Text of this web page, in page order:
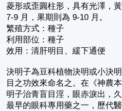
菱形或歪圓柱形，具有光澤，
7-9 月，果期則為 9-10 月。
繁殖方式：種子
利用部位：種子
效用：清肝明目、緩下通便
決明子為豆科植物決明或小決
目之功效來命名之。在《神農
明子治青盲目淫，眼赤淚出，
最早的眼科專用藥之一，歷代